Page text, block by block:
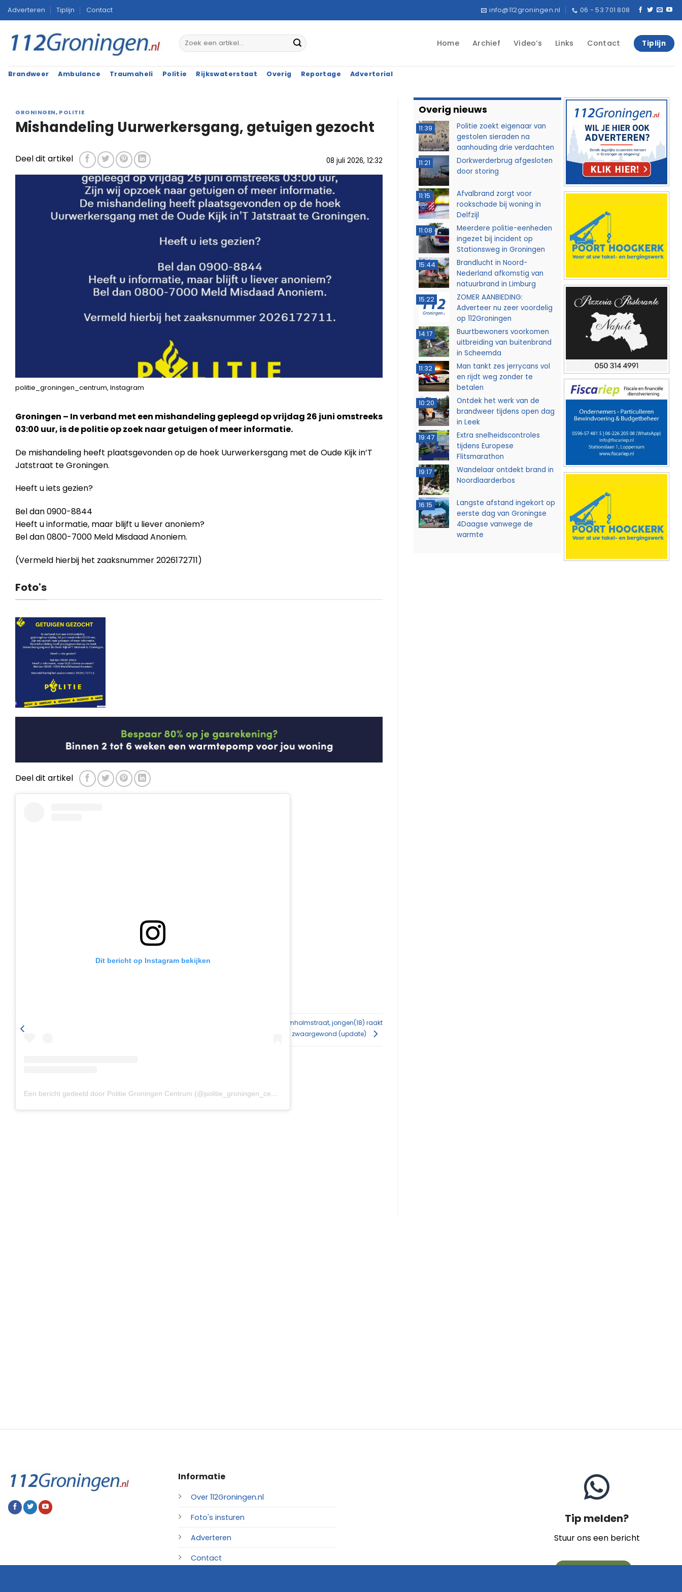
Ga
naar
inhoud
Adverteren Tiplijn Contact info@112groningen.nl 06 - 53 701 808
Home Archief Video’s Links Contact Tiplijn
Brandweer Ambulance Traumaheli Politie Rijkswaterstaat Overig Reportage Advertorial
GRONINGEN, POLITIE
Mishandeling Uurwerkersgang, getuigen gezocht
08 juli 2026, 12:32
Deel dit artikel
politie_groningen_centrum, Instagram
Groningen – In verband met een mishandeling gepleegd op vrijdag 26 juni omstreeks
03:00 uur, is de politie op zoek naar getuigen of meer informatie.
De mishandeling heeft plaatsgevonden op de hoek Uurwerkersgang met de Oude Kijk in’T
Jatstraat te Groningen.
Heeft u iets gezien?
Bel dan 0900-8844
Heeft u informatie, maar blijft u liever anoniem?
Bel dan 0800-7000 Meld Misdaad Anoniem.
(Vermeld hierbij het zaaksnummer 2026172711)
Foto's
Deel dit artikel
Dit bericht op Instagram bekijken
Een bericht gedeeld door Politie Groningen Centrum (@politie_groningen_centrum)
Ernstig ongeval Bornholmstraat, jongen(18) raakt
zwaargewond (update)
Overig nieuws
11:39
Politie zoekt eigenaar van
gestolen sieraden na
aanhouding drie verdachten
11:21
Dorkwerderbrug afgesloten
door storing
11:15
Afvalbrand zorgt voor
rookschade bij woning in
Delfzijl
11:08
Meerdere politie-eenheden
ingezet bij incident op
Stationsweg in Groningen
15:44
Brandlucht in Noord-
Nederland afkomstig van
natuurbrand in Limburg
15:22
ZOMER AANBIEDING:
Adverteer nu zeer voordelig
op 112Groningen
14:17
Buurtbewoners voorkomen
uitbreiding van buitenbrand
in Scheemda
11:32
Man tankt zes jerrycans vol
en rijdt weg zonder te
betalen
10:20
Ontdek het werk van de
brandweer tijdens open dag
in Leek
19:47
Extra snelheidscontroles
tijdens Europese
Flitsmarathon
19:17
Wandelaar ontdekt brand in
Noordlaarderbos
16:15
Langste afstand ingekort op
eerste dag van Groningse
4Daagse vanwege de
warmte
Informatie
Over 112Groningen.nl
Foto's insturen
Adverteren
Contact
Tip melden?
Stuur ons een bericht